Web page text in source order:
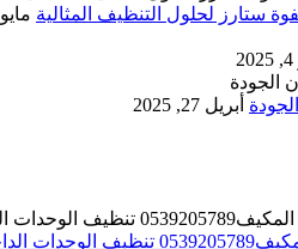
ستارز لحلول التنظيف المثالية مايو 4, 2025
أبريل 27, 2025